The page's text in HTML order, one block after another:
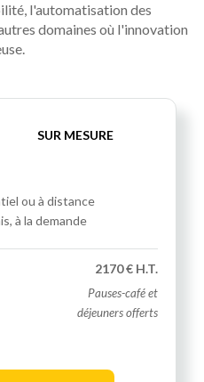
l'automatisation des
domaines où l'innovation
SUR MESURE
ou à distance
à la demande
2170 € H.T.
Pauses-café et
déjeuners offerts